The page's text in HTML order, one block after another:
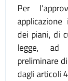
Per
dei piani, di
legge, ad
preliminare
dagli articoli